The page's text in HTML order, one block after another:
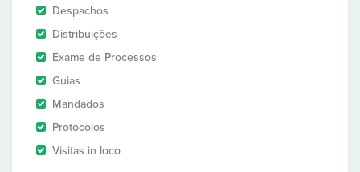
Despachos
Distribuições
Exame de Processos
Guias
Mandados
Protocolos
Visitas in loco